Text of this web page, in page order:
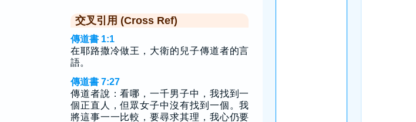
交叉引用 (Cross Ref)
傳道書 1:1
在耶路撒冷做王，大衛的兒子傳道者的言
語。
傳道書 7:27
傳道者說：看哪，一千男子中，我找到一
個正直人，但眾女子中沒有找到一個。我
將這事一一比較，要尋求其理，我心仍要